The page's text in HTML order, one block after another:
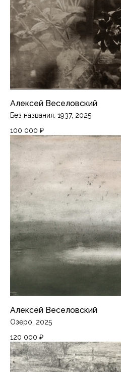
Алексей Веселовский
Без названия. 1937, 2025
100 000 ₽
Алексей Веселовский
Озеро, 2025
120 000 ₽